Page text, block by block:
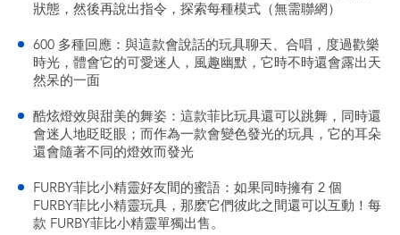
狀態，然後再說出指令，探索每種模式（無需聯網）
600 多種回應：與這款會說話的玩具聊天、合唱，度過歡樂
時光，體會它的可愛迷人，風趣幽默，它時不時還會露出天
然呆的一面
酷炫燈效與甜美的舞姿：這款菲比玩具還可以跳舞，同時還
會迷人地眨眨眼；而作為一款會變色發光的玩具，它的耳朵
還會隨著不同的燈效而發光
FURBY菲比小精靈好友間的蜜語：如果同時擁有 2 個
FURBY菲比小精靈玩具，那麽它們彼此之間還可以互動！每
款 FURBY菲比小精靈單獨出售。